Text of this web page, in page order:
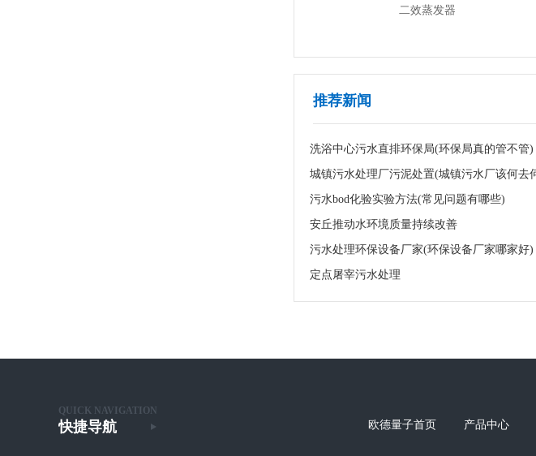
二效蒸发器
推荐新闻
洗浴中心污水直排环保局(环保局真的管不管)
污水bod化验实验方法(常见问题有哪些)
安丘推动水环境质量持续改善
污水处理环保设备厂家(环保设备厂家哪家好)
定点屠宰污水处理
QUICK NAVIGATION
快捷导航 欧德量子首页 产品中心